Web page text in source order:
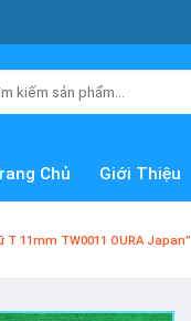
Chủ Giới Thiệu
11mm TW0011 OURA Japan”